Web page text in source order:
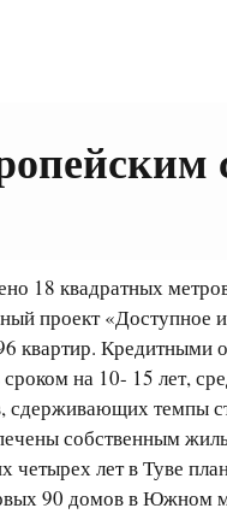
18 квадратных
проект
квартир.
на 10- 15 лет,
темпы
собственным
лет в Туве
90 домов в Южном